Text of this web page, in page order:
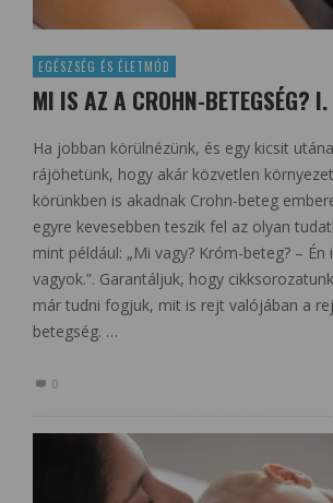
EGÉSZSÉG ÉS ÉLETMÓD
MI IS AZ A CROHN-BETEGSÉG? I.
Ha jobban körülnézünk, és egy kicsit
rájöhetünk, hogy akár közvetlen
körünkben is akadnak Crohn-beteg
egyre kevesebben teszik fel az olyan
mint például: „Mi vagy? Króm-beteg? –
vagyok.”. Garantáljuk, hogy
már tudni fogjuk, mit is rejt valójában a
betegség. …
0